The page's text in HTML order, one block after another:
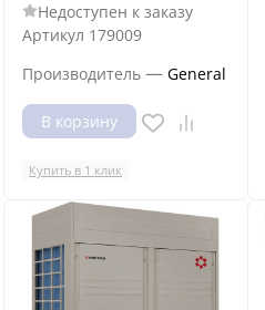
Недоступен к заказу
Артикул 179009
Производитель — General
В корзину
Купить в 1 клик